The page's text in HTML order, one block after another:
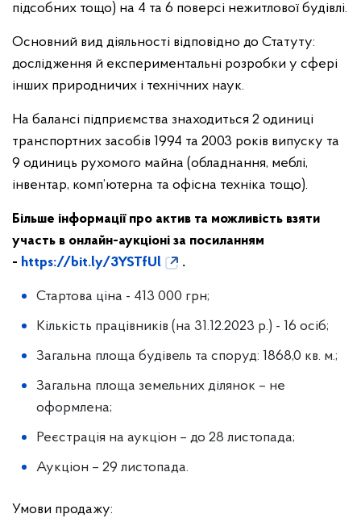
підсобних тощо) на 4 та 6 поверсі нежитлової будівлі.
Основний вид діяльності відповідно до Статуту:
дослідження й експериментальні розробки у сфері
інших природничих і технічних наук.
На балансі підприємства знаходиться 2 одиниці
транспортних засобів 1994 та 2003 років випуску та
9 одиниць рухомого майна (обладнання, меблі,
інвентар, комп’ютерна та офісна техніка тощо).
Більше інформації про актив та можливість взяти
участь в онлайн-аукціоні за посиланням
- https://bit.ly/3YSTfUl .
Стартова ціна - 413 000 грн;
Кількість працівників (на 31.12.2023 р.) - 16 осіб;
Загальна площа будівель та споруд: 1868,0 кв. м.;
Загальна площа земельних ділянок – не
оформлена;
Реєстрація на аукціон – до 28 листопада;
Аукціон – 29 листопада.
Умови продажу: